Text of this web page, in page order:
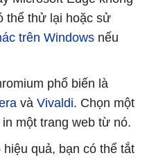
thể thử lại hoặc sử
trên Windows nếu
phổ biến là
và Vivaldi. Chọn một
một trang web từ nó.
quả, bạn có thể tắt